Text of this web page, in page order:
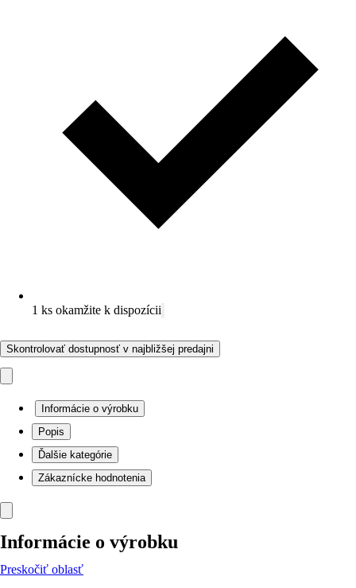
1 ks okamžite k dispozícii
Skontrolovať dostupnosť v najbližšej predajni
Informácie o výrobku
Popis
Ďalšie kategórie
Zákaznícke hodnotenia
Informácie o výrobku
Preskočiť oblasť